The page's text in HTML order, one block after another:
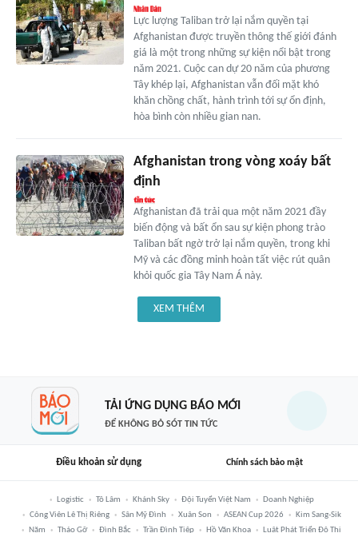
Lực lượng Taliban trở lại nắm quyền tại
Afghanistan được truyền thông thế giới đánh
giá là một trong những sự kiện nổi bật trong
năm 2021. Cuộc can dự 20 năm của phương
Tây khép lại, Afghanistan vẫn đối mặt khó
khăn chồng chất, hành trình tới sự ổn định,
hòa bình còn nhiều gian nan.
Afghanistan trong vòng xoáy bất
định
Afghanistan đã trải qua một năm 2021 đầy
biến động và bất ổn sau sự kiện phong trào
Taliban bất ngờ trở lại nắm quyền, trong khi
Mỹ và các đồng minh hoàn tất việc rút quân
khỏi quốc gia Tây Nam Á này.
XEM THÊM
TẢI ỨNG DỤNG BÁO MỚI
ĐỂ KHÔNG BỎ SÓT TIN TỨC
Điều khoản sử dụng Chính sách bảo mật
Logistic Tô Lâm Khánh Sky Đội Tuyển Việt Nam
Doanh Nghiệp
Công Viên Lê Thị Riêng
Sân Mỹ Đình Xuân Son ASEAN Cup 2026
Kim Sang-Sik
Năm
Tháo Gỡ Đình Bắc Trần Đình Tiệp Hồ Văn Khoa Luật Phát Triển Đô Thị